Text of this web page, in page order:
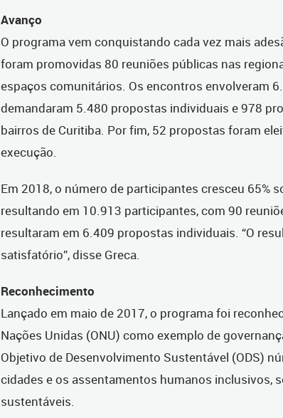
Avanço
O programa vem conquistando cada vez mais
foram promovidas 80 reuniões públicas nas
espaços comunitários. Os encontros envolveram
demandaram 5.480 propostas individuais e 978
bairros de Curitiba. Por fim, 52 propostas foram
execução.
Em 2018, o número de participantes cresceu 65%
resultando em 10.913 participantes, com 90
resultaram em 6.409 propostas individuais. “O
satisfatório”, disse Greca.
Reconhecimento
Lançado em maio de 2017, o programa foi
Nações Unidas (ONU) como exemplo de
Objetivo de Desenvolvimento Sustentável (ODS)
cidades e os assentamentos humanos inclusivos,
sustentáveis.